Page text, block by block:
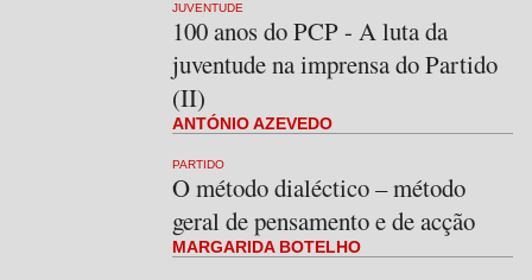
JUVENTUDE
100 anos do PCP - A luta da
juventude na imprensa do Partido
(II)
ANTÓNIO AZEVEDO
PARTIDO
O método dialéctico – método
geral de pensamento e de acção
MARGARIDA BOTELHO